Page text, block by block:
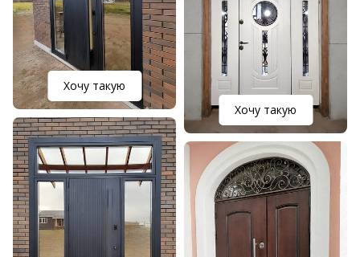
Хочу такую
Хочу такую